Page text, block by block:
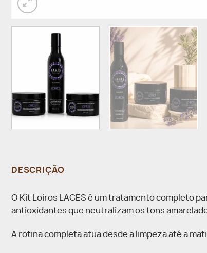
DESCRIÇÃO
O Kit Loiros LACES é um tratamento completo
antioxidantes que neutralizam os tons
A rotina completa atua desde a limpeza até a